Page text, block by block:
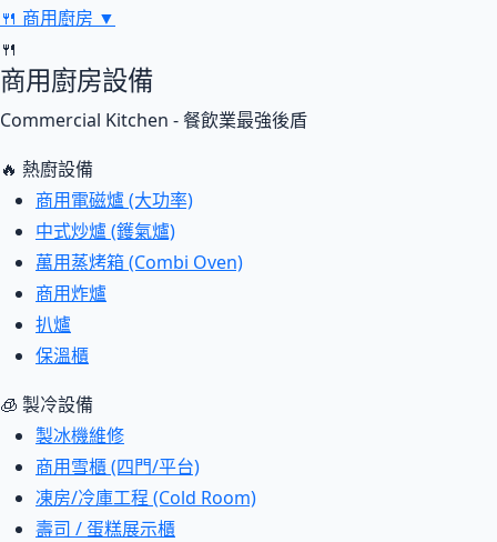
🍴 商用廚房 ▼
🍴
商用廚房設備
Commercial Kitchen - 餐飲業最強後盾
🔥 熱廚設備
商用電磁爐 (大功率)
中式炒爐 (鑊氣爐)
萬用蒸烤箱 (Combi Oven)
商用炸爐
扒爐
保溫櫃
🧊 製冷設備
製冰機維修
商用雪櫃 (四門/平台)
凍房/冷庫工程 (Cold Room)
壽司 / 蛋糕展示櫃